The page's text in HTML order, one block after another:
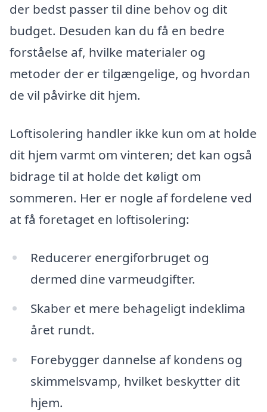
der bedst passer til dine behov og dit
budget. Desuden kan du få en bedre
forståelse af, hvilke materialer og
metoder der er tilgængelige, og hvordan
de vil påvirke dit hjem.
Loftisolering handler ikke kun om at holde
dit hjem varmt om vinteren; det kan også
bidrage til at holde det køligt om
sommeren. Her er nogle af fordelene ved
at få foretaget en loftisolering:
Reducerer energiforbruget og
dermed dine varmeudgifter.
Skaber et mere behageligt indeklima
året rundt.
Forebygger dannelse af kondens og
skimmelsvamp, hvilket beskytter dit
hjem.